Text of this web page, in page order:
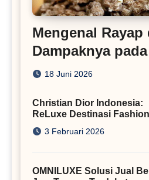
Mengenal Rayap
Dampaknya
Rumah
18 Juni 2026
Christian Dior Indonesia:
ReLuxe Destinasi
3 Februari 2026
OMNILUXE Solusi Jual